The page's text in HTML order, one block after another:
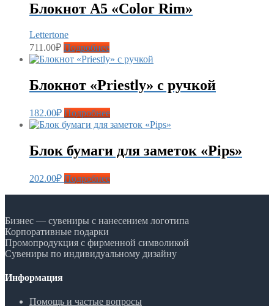
Блокнот А5 «Color Rim»
Lettertone
711.00₽ Подробнее
Блокнот «Priestly» с ручкой
182.00₽ Подробнее
Блок бумаги для заметок «Pips»
202.00₽ Подробнее
Бизнес — сувениры с нанесением логотипа
Корпоративные подарки
Промопродукция с фирменной символикой
Сувениры по индивидуальному дизайну
Информация
Помощь и частые вопросы